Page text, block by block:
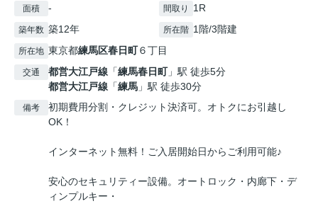
面積 - 間取り 1R
築年数 築12年 所在階 1階/3階建
所在地 東京都練馬区春日町６丁目
交通 都営大江戸線 「練馬春日町」駅 徒歩5分
都営大江戸線 「練馬 」駅 徒歩30分
備考
初期費用分割・クレジット決済可。オトクにお引越し
OK！
インターネット無料！ご入居開始日からご利用可能♪
安心のセキュリティー設備。オートロック・内廊下・デ
ィンプルキー・